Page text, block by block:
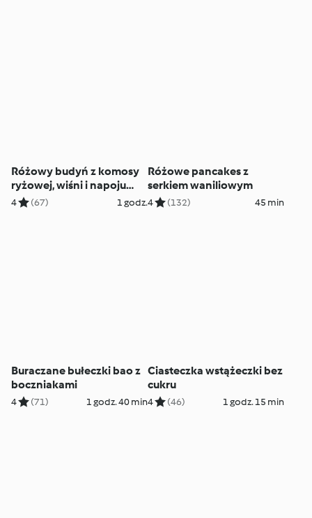
Różowy budyń z komosy
ryżowej, wiśni i napoju
migdałowego
4 (67) 1 godz.
Różowe pancakes z
serkiem waniliowym
4 (132) 45 min
Buraczane bułeczki bao z
boczniakami
4 (71) 1 godz. 40 min
Ciasteczka wstążeczki bez
cukru
4 (46) 1 godz. 15 min